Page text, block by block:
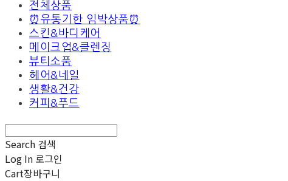
전체상품
⏰유통기한 임박상품⏰
스킨&바디케어
메이크업&클렌징
뷰티소품
헤어&네일
생활&건강
커피&푸드
Search 검색
Log In 로그인
Cart장바구니